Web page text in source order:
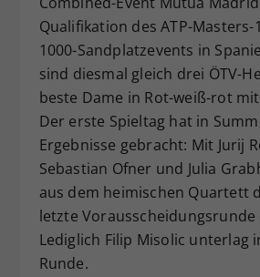
Qualifikation des ATP-Masters-
1000-Sandplatzevents in
sind diesmal gleich drei ÖTV-
beste Dame in Rot-weiß-rot
Der erste Spieltag hat in
Ergebnisse gebracht: Mit Jurij
Sebastian Ofner und Julia
aus dem heimischen Quartett
letzte
Lediglich Filip Misolic unterlag
Runde.
Zweck
Dieser Wert
Einstellungen. Unter
zufällig generierte
historische
vorgenommen
Webseiten-Betreiber
hat.